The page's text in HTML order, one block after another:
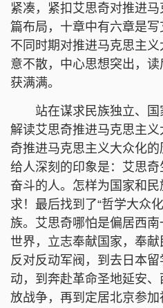
紧凑，紧扣艾思奇对推进
篇布局，十章中有六章是
不同时期对推进马克思主
意不散，中心思想突出，
获满满。
站在谋求民族独立、国
解读艾思奇推进马克思主
奇推进马克思主义大众化的
给人深刻的印象是：艾思
奋斗的人。怎样为国家和
求！最后找到了“哲学大众
族。艾思奇哪怕是偏居西
世界，立志奉献国家，奉
反对反动军阀，到去日本
动，到奔赴革命圣地延安
放战争，再到定居北京参